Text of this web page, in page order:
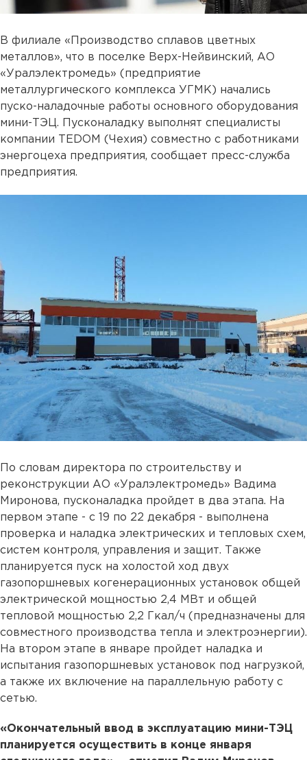
В филиале «Производство сплавов цветных
металлов», что в поселке Верх-Нейвинский, АО
«Уралэлектромедь» (предприятие
металлургического комплекса УГМК) начались
пуско-наладочные работы основного оборудования
мини-ТЭЦ. Пусконаладку выполнят специалисты
компании TEDOM (Чехия) совместно с работниками
энергоцеха предприятия, сообщает пресс-служба
предприятия.
По словам директора по строительству и
реконструкции АО «Уралэлектромедь» Вадима
Миронова, пусконаладка пройдет в два этапа. На
первом этапе - с 19 по 22 декабря - выполнена
проверка и наладка электрических и тепловых схем,
систем контроля, управления и защит. Также
планируется пуск на холостой ход двух
газопоршневых когенерационных установок общей
электрической мощностью 2,4 МВт и общей
тепловой мощностью 2,2 Гкал/ч (предназначены для
совместного производства тепла и электроэнергии).
На втором этапе в январе пройдет наладка и
испытания газопоршневых установок под нагрузкой,
а также их включение на параллельную работу с
сетью.
«Окончательный ввод в эксплуатацию мини-ТЭЦ
планируется осуществить в конце января